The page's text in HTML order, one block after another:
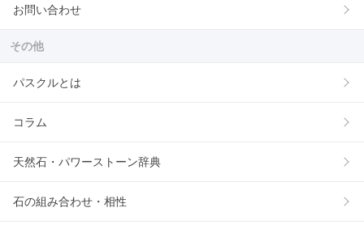
お問い合わせ
その他
パスクルとは
コラム
天然石・パワーストーン辞典
石の組み合わせ・相性